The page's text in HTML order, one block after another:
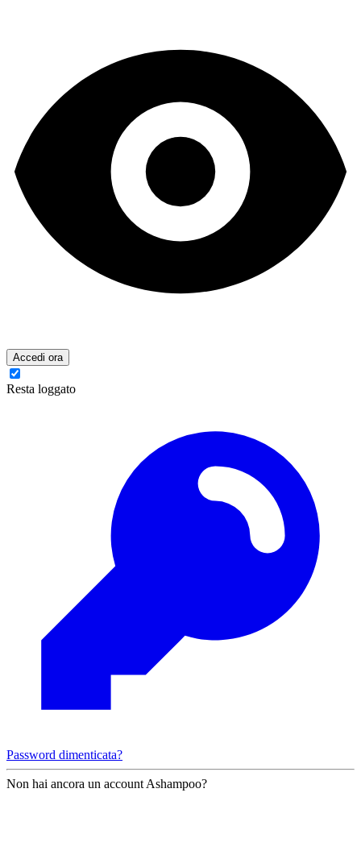
Accedi ora
Resta loggato
Password dimenticata?
Non hai ancora un account Ashampoo?